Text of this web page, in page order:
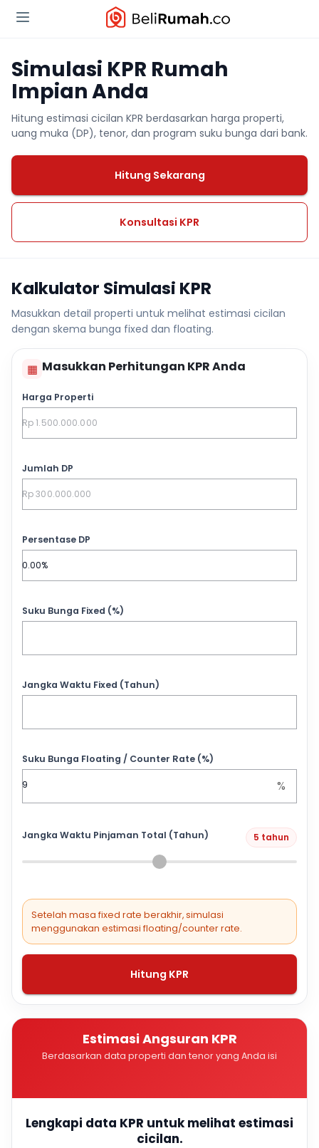
Simulasi KPR Rumah
Impian Anda
Hitung estimasi cicilan KPR berdasarkan harga properti,
uang muka (DP), tenor, dan program suku bunga dari bank.
Hitung Sekarang
Konsultasi KPR
Kalkulator Simulasi KPR
Masukkan detail properti untuk melihat estimasi cicilan
dengan skema bunga fixed dan floating.
▦ Masukkan Perhitungan KPR Anda
Harga Properti
Jumlah DP
Persentase DP
Suku Bunga Fixed (%)
Jangka Waktu Fixed (Tahun)
Suku Bunga Floating / Counter Rate (%)
%
Jangka Waktu Pinjaman Total (Tahun) 5 tahun
Setelah masa fixed rate berakhir, simulasi
menggunakan estimasi floating/counter rate.
Hitung KPR
Estimasi Angsuran KPR
Berdasarkan data properti dan tenor yang Anda isi
Lengkapi data KPR untuk melihat estimasi
cicilan.